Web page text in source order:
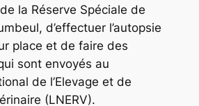
la Réserve Spéciale de
d’effectuer l’autopsie
place et de faire des
sont envoyés au
de l’Elevage et de
(LNERV).